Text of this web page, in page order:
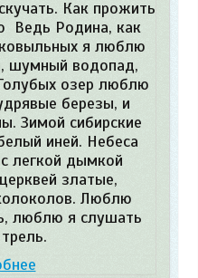
Как прожить
Ведь Родина, как
я люблю
шумный водопад,
озер люблю
березы, и
Зимой сибирские
иней. Небеса
легкой дымкой
златые,
Люблю
люблю я слушать